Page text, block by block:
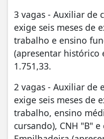
3 vagas - Auxiliar de
exige seis meses de
trabalho e ensino
(apresentar histórico
1.751,33.
2 vagas - Auxiliar de
exige seis meses de
trabalho, ensino
cursando), CNH "B"